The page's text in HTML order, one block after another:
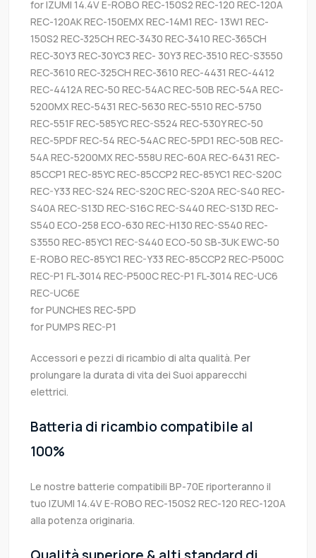
for IZUMI 14.4V E-ROBO REC-150S2 REC-120 REC-120A
REC-120AK REC-150EMX REC-14M1 REC- 13W1 REC-
150S2 REC-325CH REC-3430 REC-3410 REC-365CH
REC-30Y3 REC-30YC3 REC- 30Y3 REC-3510 REC-S3550
REC-3610 REC-325CH REC-3610 REC-4431 REC-4412
REC-4412A REC-50 REC-54AC REC-50B REC-54A REC-
5200MX REC-5431 REC-5630 REC-5510 REC-5750
REC-551F REC-585YC REC-S524 REC-530Y REC-50
REC-5PDF REC-54 REC-54AC REC-5PD1 REC-50B REC-
54A REC-5200MX REC-558U REC-60A REC-6431 REC-
85CCP1 REC-85YC REC-85CCP2 REC-85YC1 REC-S20C
REC-Y33 REC-S24 REC-S20C REC-S20A REC-S40 REC-
S40A REC-S13D REC-S16C REC-S440 REC-S13D REC-
S540 ECO-258 ECO-630 REC-H130 REC-S540 REC-
S3550 REC-85YC1 REC-S440 ECO-50 SB-3UK EWC-50
E-ROBO REC-85YC1 REC-Y33 REC-85CCP2 REC-P500C
REC-P1 FL-3014 REC-P500C REC-P1 FL-3014 REC-UC6
REC-UC6E
for PUNCHES REC-5PD
for PUMPS REC-P1
Accessori e pezzi di ricambio di alta qualità. Per
prolungare la durata di vita dei Suoi apparecchi
elettrici.
Batteria di ricambio compatibile al
100%
Le nostre batterie compatibili BP-70E riporteranno il
tuo IZUMI 14.4V E-ROBO REC-150S2 REC-120 REC-120A
alla potenza originaria.